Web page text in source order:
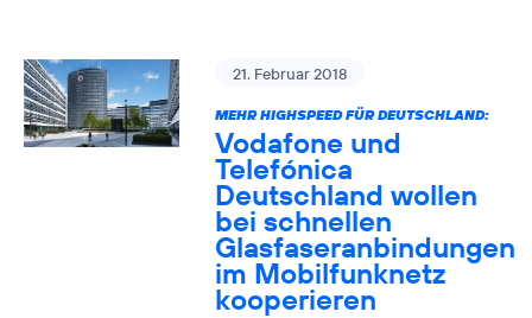
21. Februar 2018
MEHR HIGHSPEED FÜR DEUTSCHLAND:
Vodafone und
Telefónica
Deutschland wollen
bei schnellen
Glasfaseranbindungen
im Mobilfunknetz
kooperieren